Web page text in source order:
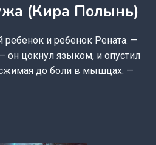
(Кира Полынь)
ребенок и ребенок Рената. —
он цокнул языком, и опустил
до боли в мышцах. —